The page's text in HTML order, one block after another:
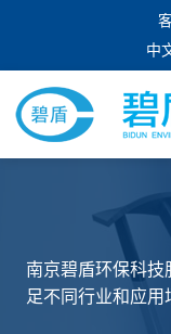
中
南京碧盾环保科
足不同行业和应